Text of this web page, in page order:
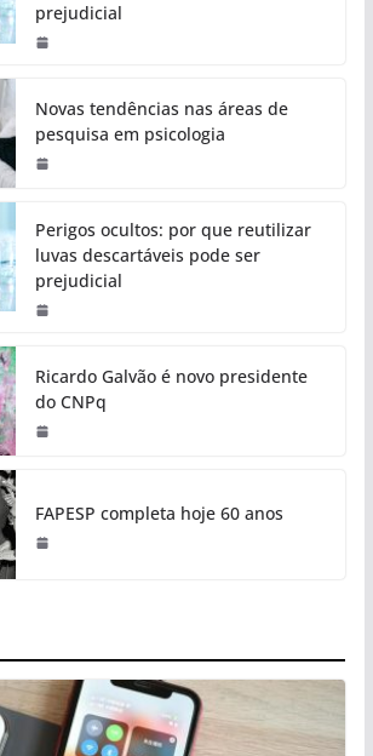
prejudicial
Novas tendências nas áreas de
pesquisa em psicologia
Perigos ocultos: por que reutilizar
luvas descartáveis pode ser
prejudicial
Ricardo Galvão é novo presidente
do CNPq
FAPESP completa hoje 60 anos